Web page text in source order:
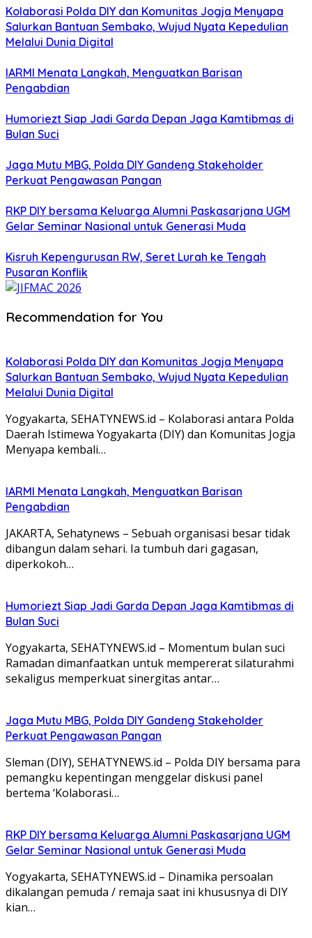
Kolaborasi Polda DIY dan Komunitas Jogja Menyapa
Salurkan Bantuan Sembako, Wujud Nyata Kepedulian
Melalui Dunia Digital
IARMI Menata Langkah, Menguatkan Barisan
Pengabdian
Humoriezt Siap Jadi Garda Depan Jaga Kamtibmas di
Bulan Suci
Jaga Mutu MBG, Polda DIY Gandeng Stakeholder
Perkuat Pengawasan Pangan
RKP DIY bersama Keluarga Alumni Paskasarjana UGM
Gelar Seminar Nasional untuk Generasi Muda
Kisruh Kepengurusan RW, Seret Lurah ke Tengah
Pusaran Konflik
Recommendation for You
Kolaborasi Polda DIY dan Komunitas Jogja Menyapa
Salurkan Bantuan Sembako, Wujud Nyata Kepedulian
Melalui Dunia Digital
Yogyakarta, SEHATYNEWS.id – Kolaborasi antara Polda
Daerah Istimewa Yogyakarta (DIY) dan Komunitas Jogja
Menyapa kembali…
IARMI Menata Langkah, Menguatkan Barisan
Pengabdian
JAKARTA, Sehatynews – Sebuah organisasi besar tidak
dibangun dalam sehari. Ia tumbuh dari gagasan,
diperkokoh…
Humoriezt Siap Jadi Garda Depan Jaga Kamtibmas di
Bulan Suci
Yogyakarta, SEHATYNEWS.id – Momentum bulan suci
Ramadan dimanfaatkan untuk mempererat silaturahmi
sekaligus memperkuat sinergitas antar…
Jaga Mutu MBG, Polda DIY Gandeng Stakeholder
Perkuat Pengawasan Pangan
Sleman (DIY), SEHATYNEWS.id – Polda DIY bersama para
pemangku kepentingan menggelar diskusi panel
bertema ‘Kolaborasi…
RKP DIY bersama Keluarga Alumni Paskasarjana UGM
Gelar Seminar Nasional untuk Generasi Muda
Yogyakarta, SEHATYNEWS.id – Dinamika persoalan
dikalangan pemuda / remaja saat ini khususnya di DIY
kian…